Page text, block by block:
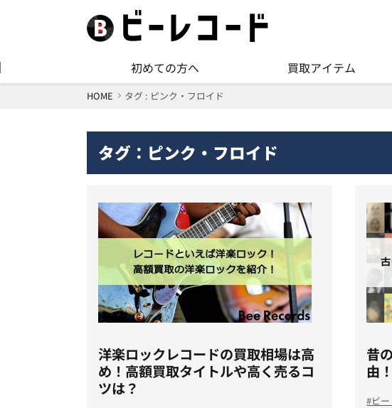
初めての方へ 買取アイテム
HOME タグ : ピンク・フロイド
タグ：ピンク・フロイド
洋楽ロックレコードの買取相場は高
め！高額買取タイトルや高く売るコ
ツは？
昔
由
ビ